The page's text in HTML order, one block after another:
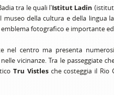
tra le quali l'Istitut Ladin
museo della cultura e della lingua
emblema fotografico e importante
nel centro ma presenta
vicinanze. Tra le passeggiate
Tru Vistlesche costeggia il Rio